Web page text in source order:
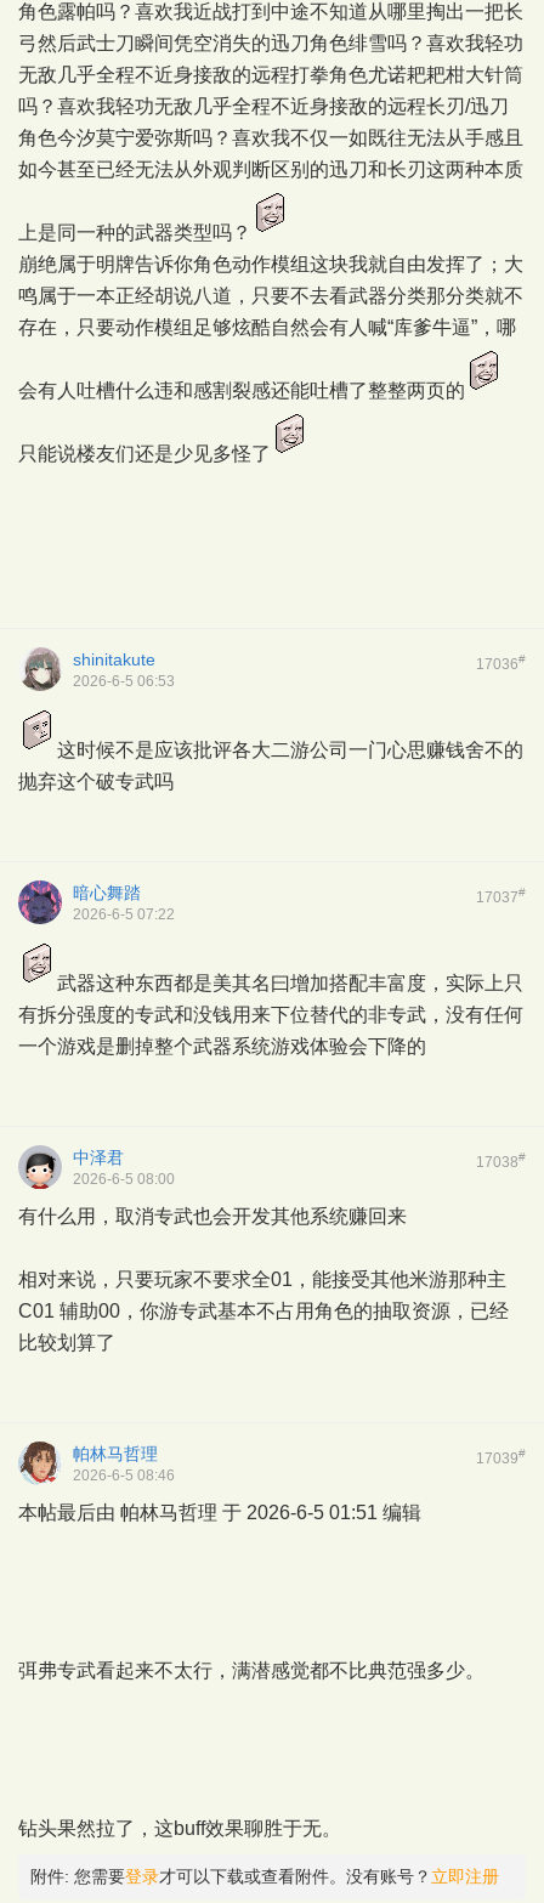
角色露帕吗？喜欢我近战打到中途不知道从哪里掏出一把长
弓然后武士刀瞬间凭空消失的迅刀角色绯雪吗？喜欢我轻功
无敌几乎全程不近身接敌的远程打拳角色尤诺耙耙柑大针筒
吗？喜欢我轻功无敌几乎全程不近身接敌的远程长刃/迅刀
角色今汐莫宁爱弥斯吗？喜欢我不仅一如既往无法从手感且
如今甚至已经无法从外观判断区别的迅刀和长刃这两种本质
上是同一种的武器类型吗？
崩绝属于明牌告诉你角色动作模组这块我就自由发挥了；大
鸣属于一本正经胡说八道，只要不去看武器分类那分类就不
存在，只要动作模组足够炫酷自然会有人喊“库爹牛逼”，哪
会有人吐槽什么违和感割裂感还能吐槽了整整两页的
只能说楼友们还是少见多怪了
17036#
shinitakute
2026-6-5 06:53
这时候不是应该批评各大二游公司一门心思赚钱舍不的
抛弃这个破专武吗
17037#
暗心舞踏
2026-6-5 07:22
武器这种东西都是美其名曰增加搭配丰富度，实际上只
有拆分强度的专武和没钱用来下位替代的非专武，没有任何
一个游戏是删掉整个武器系统游戏体验会下降的
17038#
中泽君
2026-6-5 08:00
有什么用，取消专武也会开发其他系统赚回来
相对来说，只要玩家不要求全01，能接受其他米游那种主
C01 辅助00，你游专武基本不占用角色的抽取资源，已经
比较划算了
17039#
帕林马哲理
2026-6-5 08:46
本帖最后由 帕林马哲理 于 2026-6-5 01:51 编辑
弭弗专武看起来不太行，满潜感觉都不比典范强多少。
钻头果然拉了，这buff效果聊胜于无。
附件: 您需要登录才可以下载或查看附件。没有账号？ 立即注册